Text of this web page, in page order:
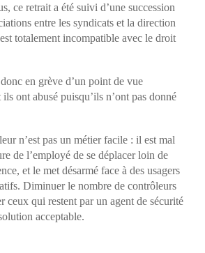
ce retrait a été suivi d’une succession
entre les syndicats et la direction
totalement incompatible avec le droit
en grève d’un point de vue
ont abusé puisqu’ils n’ont pas donné
n’est pas un métier facile : il est mal
de l’employé de se déplacer loin de
et le met désarmé face à des usagers
Diminuer le nombre de contrôleurs
ceux qui restent par un agent de sécurité
acceptable.